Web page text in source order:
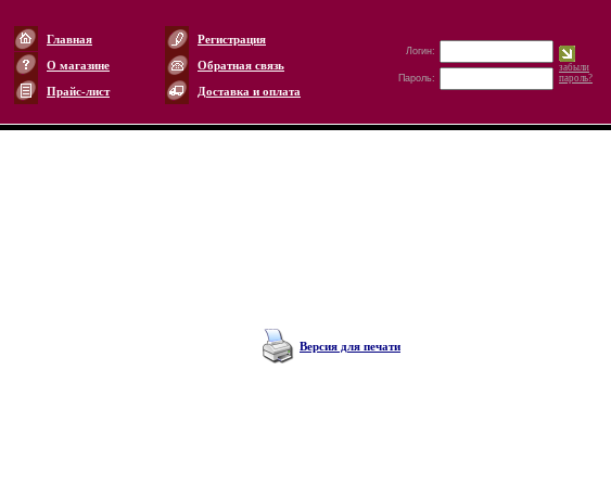
Главная Регистрация
Логин:
Пароль:
забыли
пароль?
О магазине
Обратная связь
Прайс-лист
Доставка и оплата
Версия для печати